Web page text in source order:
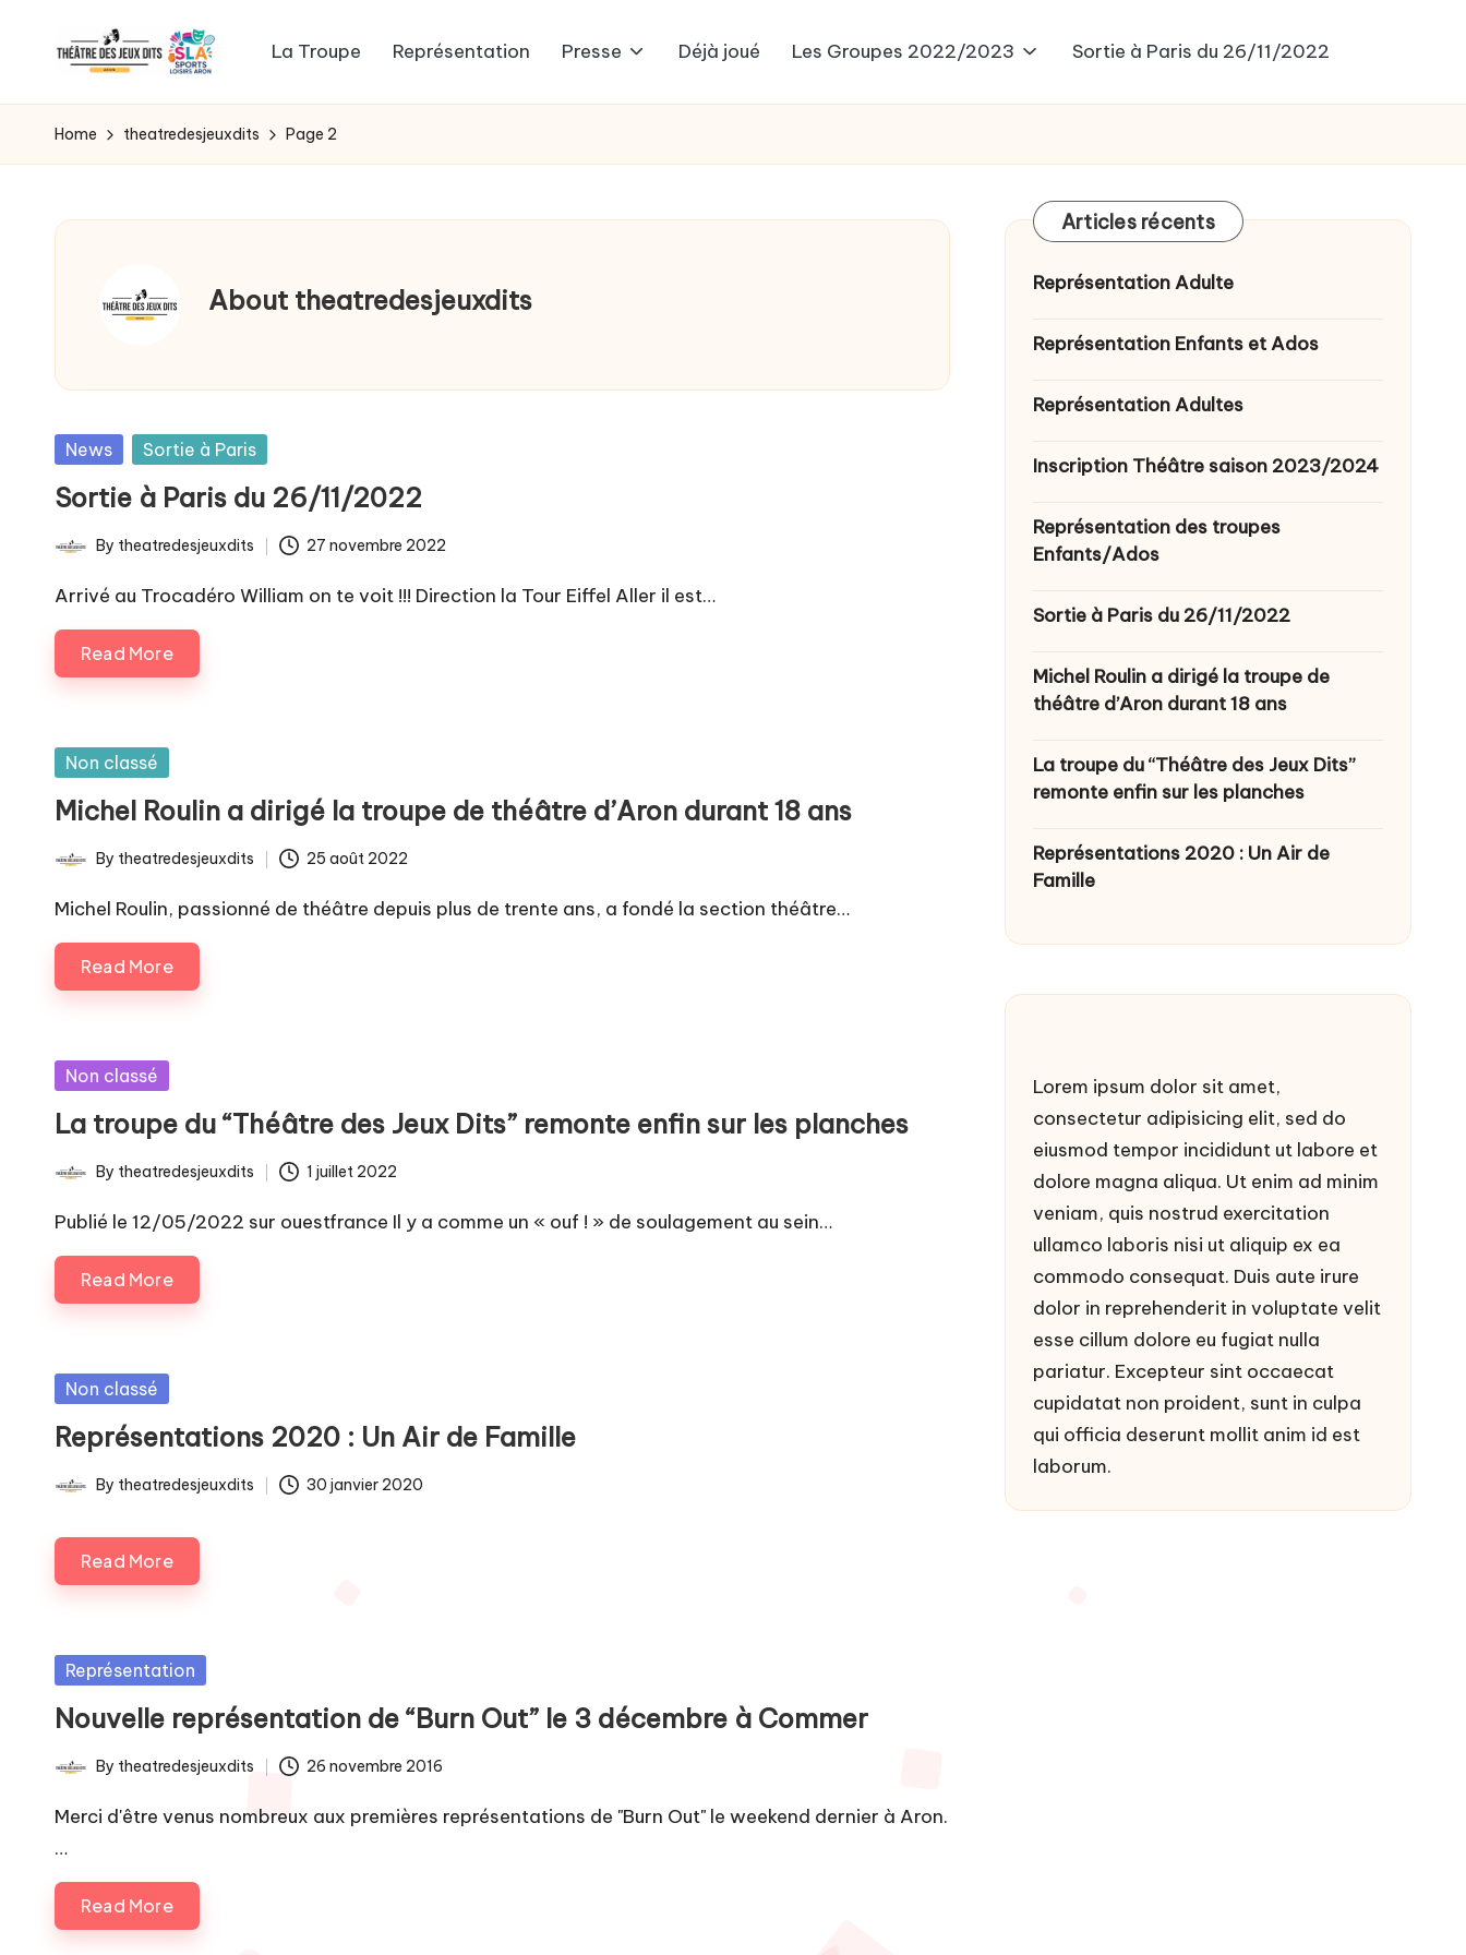
Template
Site
General
News,
La Troupe Représentation Presse Déjà joué Les Groupes 2022/2023 Sortie à Paris du 26/11/2022
Home theatredesjeuxdits Page 2
About theatredesjeuxdits
Posted
News Sortie à Paris
Sortie à Paris du 26/11/2022
Posted
by
By theatredesjeuxdits 27 novembre 2022
Arrivé au Trocadéro William on te voit !!! Direction la Tour Eiffel Aller il est…
Read More
Posted
Non classé
Michel Roulin a dirigé la troupe de théâtre d’Aron durant 18 ans
Posted
by
By theatredesjeuxdits 25 août 2022
Michel Roulin, passionné de théâtre depuis plus de trente ans, a fondé la section théâtre…
Read More
Posted
Non classé
La troupe du “Théâtre des Jeux Dits” remonte enfin sur les planches
Posted
by
By theatredesjeuxdits 1 juillet 2022
Publié le 12/05/2022 sur ouestfrance Il y a comme un « ouf ! » de soulagement au sein…
Read More
Posted
Non classé
Représentations 2020 : Un Air de Famille
Posted
By theatredesjeuxdits 30 janvier 2020
Read More
Posted
Représentation
Nouvelle représentation de “Burn Out” le 3 décembre à Commer
Posted
by
By theatredesjeuxdits 26 novembre 2016
Merci d'être venus nombreux aux premières représentations de "Burn Out" le weekend dernier à Aron.
…
Read More
Articles récents
Représentation Adulte
Représentation Enfants et Ados
Représentation Adultes
Inscription Théâtre saison 2023/2024
Représentation des troupes
Enfants/Ados
Sortie à Paris du 26/11/2022
Michel Roulin a dirigé la troupe de
théâtre d’Aron durant 18 ans
La troupe du “Théâtre des Jeux Dits”
remonte enfin sur les planches
Représentations 2020 : Un Air de
Famille
Lorem ipsum dolor sit amet,
consectetur adipisicing elit, sed do
eiusmod tempor incididunt ut labore et
dolore magna aliqua. Ut enim ad minim
veniam, quis nostrud exercitation
ullamco laboris nisi ut aliquip ex ea
commodo consequat. Duis aute irure
dolor in reprehenderit in voluptate velit
esse cillum dolore eu fugiat nulla
pariatur. Excepteur sint occaecat
cupidatat non proident, sunt in culpa
qui officia deserunt mollit anim id est
laborum.